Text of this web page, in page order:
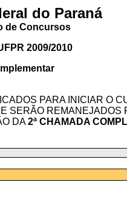
do Paraná
de Concursos
2009/2010
PARA INICIAR O
SERÃO REMANEJADOS
DA2ª CHAMADA